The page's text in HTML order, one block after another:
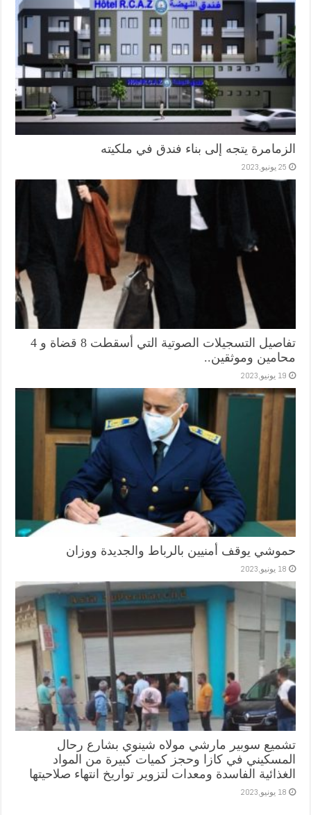
الزمامرة يتجه إلى بناء فندق في ملكيته
25 يونيو,2023
تفاصيل التسجيلات الصوتية التي أسقطت 8 قضاة و 4
محامين وموثقين..
19 يونيو,2023
حموشي يوقف أمنيين بالرباط والجديدة ووزان
18 يونيو,2023
تشميع سوبير مارشي مولاه شينوي بشارع رحال
المسكيني في كازا وحجز كميات كبيرة من المواد
الغذائية الفاسدة ومعدات لتزوير تواريخ انتهاء صلاحيتها
18 يونيو,2023